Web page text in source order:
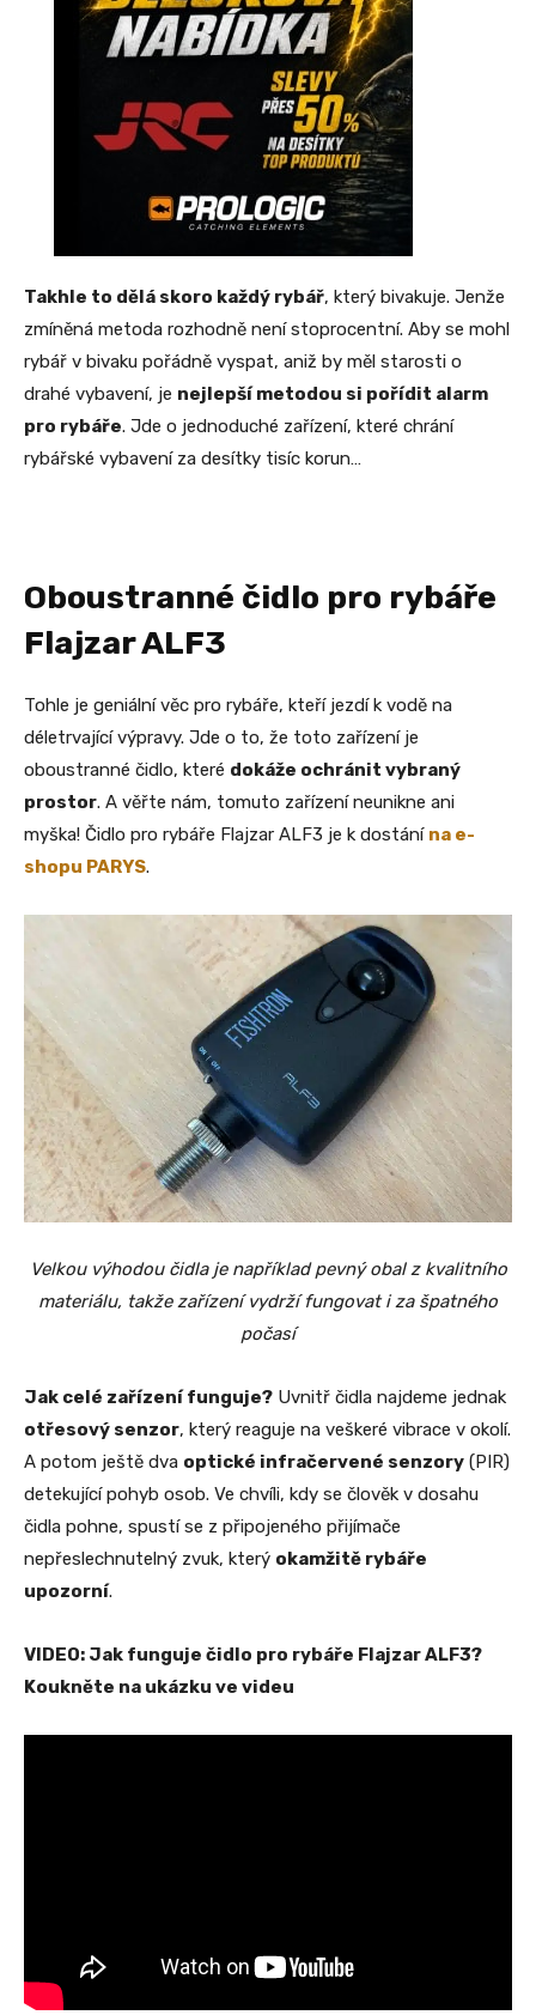
Takhle to dělá skoro každý rybář, který bivakuje. Jenže
zmíněná metoda rozhodně není stoprocentní. Aby se mohl
rybář v bivaku pořádně vyspat, aniž by měl starosti o
drahé vybavení, je nejlepší metodou si pořídit alarm
pro rybáře. Jde o jednoduché zařízení, které chrání
rybářské vybavení za desítky tisíc korun…
Oboustranné čidlo pro rybáře
Flajzar ALF3
Tohle je geniální věc pro rybáře, kteří jezdí k vodě na
déletrvající výpravy. Jde o to, že toto zařízení je
oboustranné čidlo, které dokáže ochránit vybraný
prostor. A věřte nám, tomuto zařízení neunikne ani
myška! Čidlo pro rybáře Flajzar ALF3 je k dostání na e-
shopu PARYS.
Velkou výhodou čidla je například pevný obal z kvalitního
materiálu, takže zařízení vydrží fungovat i za špatného
počasí
Jak celé zařízení funguje? Uvnitř čidla najdeme jednak
otřesový senzor, který reaguje na veškeré vibrace v okolí.
A potom ještě dva optické infračervené senzory (PIR)
detekující pohyb osob. Ve chvíli, kdy se člověk v dosahu
čidla pohne, spustí se z připojeného přijímače
nepřeslechnutelný zvuk, který okamžitě rybáře
upozorní.
VIDEO: Jak funguje čidlo pro rybáře Flajzar ALF3?
Koukněte na ukázku ve videu